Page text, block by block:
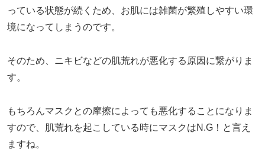
っている状態が続くため、お肌には雑菌が繁殖しやすい環
境になってしまうのです。
そのため、ニキビなどの肌荒れが悪化する原因に繋がりま
す。
もちろんマスクとの摩擦によっても悪化することになりま
すので、肌荒れを起こしている時にマスクはN.G！と言え
ますね。